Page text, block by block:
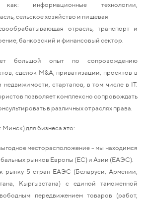
информационные технологии,
сельское хозяйство и пищевая
отрасль, транспорт и
банковский и финансовый сектор.
большой опыт по сопровождению
сделок М&A, приватизации, проектов в
недвижимости, стартапов, в том числе в IT.
позволяет комплексно сопровождать
в различных отраслях права.
Минск) для бизнеса это:
месторасположение - мы находимся
рынков Европы (ЕС) и Азии (ЕАЭС).
рынку 5 стран ЕАЭС (Беларуси, Армении,
Кыргызстана) с единой таможенной
передвижением товаров (работ,